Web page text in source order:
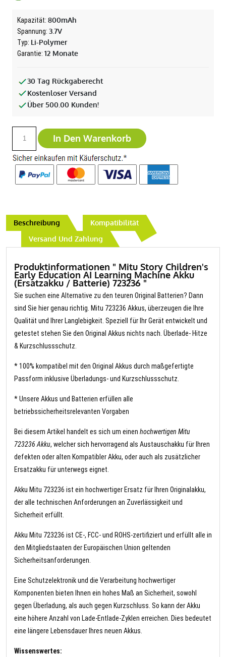
Kapazität: 800mAh
Spannung: 3.7V
Typ: Li-Polymer
Garantie: 12 Monate
30 Tag Rückgaberecht
Kostenloser Versand
Über 500.00 Kunden!
In Den Warenkorb
Beschreibung
Kompatibilität
Versand Und Zahlung
Produktinformationen " Mitu Story Children's
Early Education AI Learning Machine Akku
(Ersatzakku / Batterie) 723236 "
Sie suchen eine Alternative zu den teuren Original Batterien? Dann
sind Sie hier genau richtig. Mitu 723236 Akkus, überzeugen die Ihre
Qualität und Ihrer Langlebigkeit. Speziell für Ihr Gerät entwickelt und
getestet stehen Sie den Original Akkus nichts nach. Überlade- Hitze
& Kurzschlussschutz.
* 100% kompatibel mit den Original Akkus durch maßgefertigte
Passform inklusive Überladungs- und Kurzschlussschutz.
* Unsere Akkus und Batterien erfüllen alle
betriebssicherheitsrelevanten Vorgaben
Bei diesem Artikel handelt es sich um einen hochwertigen Mitu
723236 Akku, welcher sich hervorragend als Austauschakku für Ihren
defekten oder alten Kompatibler Akku, oder auch als zusätzlicher
Ersatzakku für unterwegs eignet.
Akku Mitu 723236 ist ein hochwertiger Ersatz für Ihren Originalakku,
der alle technischen Anforderungen an Zuverlässigkeit und
Sicherheit erfüllt.
Akku Mitu 723236 ist CE-, FCC- und ROHS-zertifiziert und erfüllt alle in
den Mitgliedstaaten der Europäischen Union geltenden
Sicherheitsanforderungen.
Eine Schutzelektronik und die Verarbeitung hochwertiger
Komponenten bieten Ihnen ein hohes Maß an Sicherheit, sowohl
gegen Überladung, als auch gegen Kurzschluss. So kann der Akku
eine höhere Anzahl von Lade-Entlade-Zyklen erreichen. Dies bedeutet
eine längere Lebensdauer Ihres neuen Akkus.
Wissenswertes: